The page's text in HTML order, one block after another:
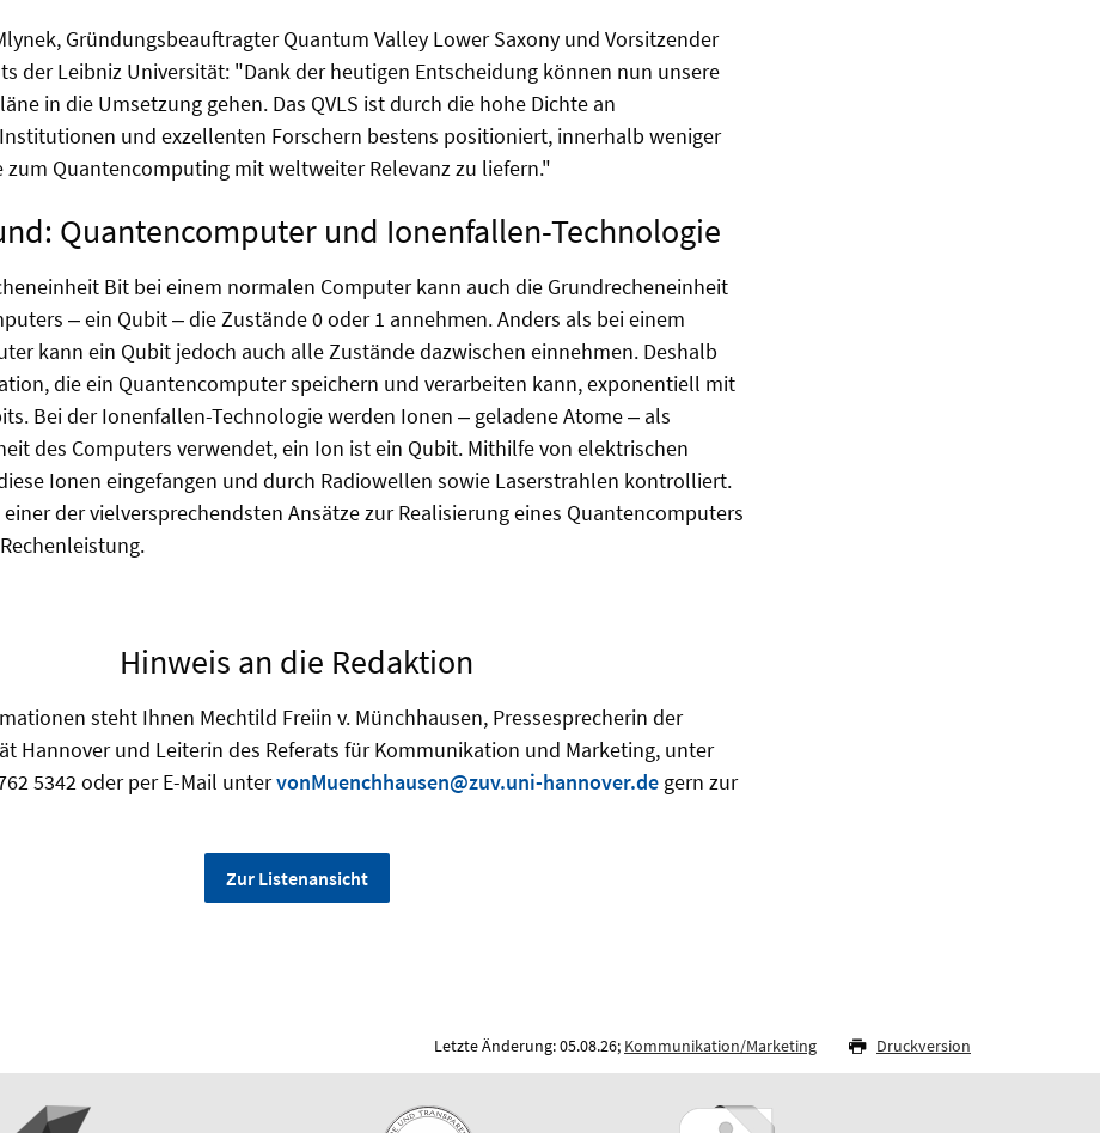
Gründungsbeauftragter Quantum Valley Lower Saxony und Vorsitzender
der Leibniz Universität: "Dank der heutigen Entscheidung können nun unsere
in die Umsetzung gehen. Das QVLS ist durch die hohe Dichte an
und exzellenten Forschern bestens positioniert, innerhalb weniger
zum Quantencomputing mit weltweiter Relevanz zu liefern."
Quantencomputer und Ionenfallen-Technologie
Bit bei einem normalen Computer kann auch die Grundrecheneinheit
‒ ein Qubit ‒ die Zustände 0 oder 1 annehmen. Anders als bei einem
kann ein Qubit jedoch auch alle Zustände dazwischen einnehmen. Deshalb
die ein Quantencomputer speichern und verarbeiten kann, exponentiell mit
Bei der Ionenfallen-Technologie werden Ionen ‒ geladene Atome ‒ als
des Computers verwendet, ein Ion ist ein Qubit. Mithilfe von elektrischen
Ionen eingefangen und durch Radiowellen sowie Laserstrahlen kontrolliert.
einer der vielversprechendsten Ansätze zur Realisierung eines Quantencomputers
Hinweis an die Redaktion
steht Ihnen Mechtild Freiin v. Münchhausen, Pressesprecherin der
Hannover und Leiterin des Referats für Kommunikation und Marketing, unter
5342 oder per E-Mail untervonMuenchhausen@zuv.uni-hannover.de gern zur
Zur Listenansicht
Letzte Änderung: 05.08.26; Kommunikation/Marketing Druckversion